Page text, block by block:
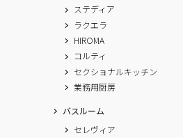
ステディア
ラクエラ
HIROMA
コルティ
セクショナルキッチン
業務用厨房
バスルーム
セレヴィア